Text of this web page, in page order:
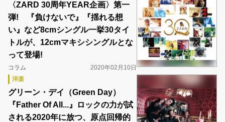
〈ZARD 30周年YEAR企画〉第一
弾! 『負けないで』『揺れる想
い』など8cmシングル一挙30タイ
トルが、12cmマキシシングルとな
って登場!
コラム
2020年02月10日
洋楽
グリーン・デイ（Green Day）
『Father Of All...』ロックの力が試
される2020年に放つ、原点回帰的